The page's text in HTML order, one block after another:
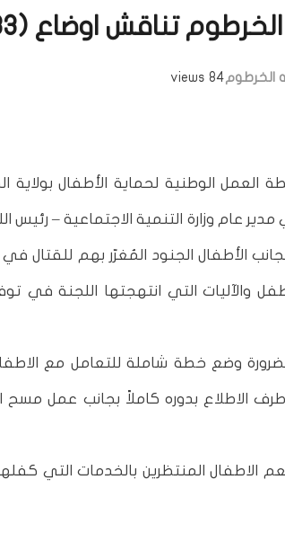
تناقش اوضاع (233) طفل منتظر
الخرطوم84 views
العمل الوطنية لحماية الأطفال
عام وزارة التنمية الاجتماعية – رئيس
بسوبا والبالغ عددهم (233) طفل بجانب الأطفال الجنود
حطاب ببحري والبالغ عددهم (51) طفل والآليات التي
وضع خطة شاملة للتعامل مع الاطفال
الاطلاع بدوره كاملاً بجانب عمل
الاطفال المنتظرين بالخدمات التي